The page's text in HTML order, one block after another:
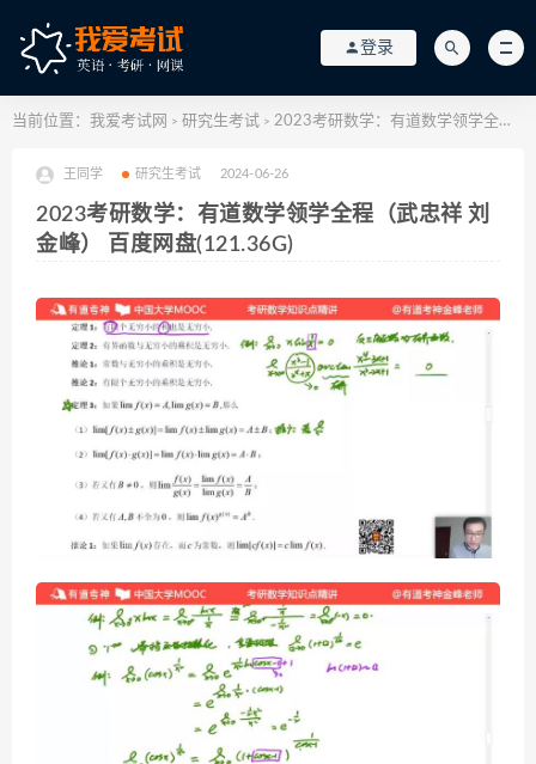
登录
当前位置： 我爱考试网 > 研究生考试 > 2023考研数学：有道数学领学全程（武忠祥 刘金峰） 百度网盘(121.36G)
王同学 研究生考试 2024-06-26
2023考研数学：有道数学领学全程（武忠祥 刘
金峰） 百度网盘(121.36G)